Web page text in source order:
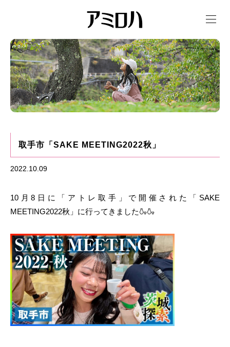
t
g
l
e
n
a
v
i
g
a
t
取手市「SAKE MEETING2022秋」
2022.10.09
10月8日に「アトレ取手」で開催された「SAKE
MEETING2022秋」に行ってきました🍶🍶